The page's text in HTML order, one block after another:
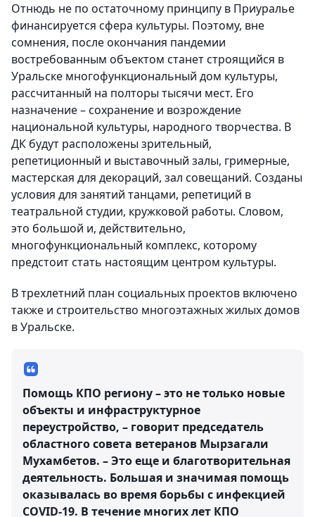
Отнюдь не по остаточному принципу в Приуралье
финансируется сфера культуры. Поэтому, вне
сомнения, после окончания пандемии
востребованным объектом станет строящийся в
Уральске многофункциональный дом культуры,
рассчитанный на полторы тысячи мест. Его
назначение – сохранение и возрождение
национальной культуры, народного творчества. В
ДК будут расположены зрительный,
репетиционный и выставочный залы, гримерные,
мастерская для декораций, зал совещаний. Созданы
условия для занятий танцами, репетиций в
театральной студии, кружковой работы. Словом,
это большой и, действительно,
многофункциональный комплекс, которому
предстоит стать настоящим центром культуры.
В трехлетний план социальных проектов включено
также и строительство многоэтажных жилых домов
в Уральске.
Помощь КПО региону – это не только новые
объекты и инфраструктурное
переустройство, – говорит председатель
областного совета ветеранов Мырзагали
Мухамбетов. – Это еще и благотворительная
деятельность. Большая и значимая помощь
оказывалась во время борьбы с инфекцией
COVID-19. В течение многих лет КПО